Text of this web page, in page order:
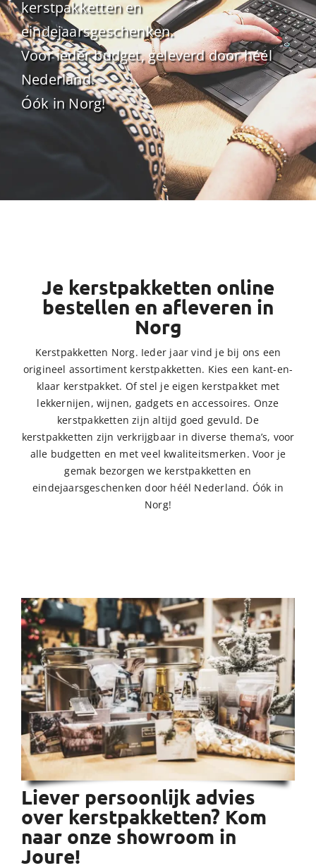
kerstpakketten en
eindejaarsgeschenken.
Voor ieder budget, geleverd door héél
Nederland.
Óók in Norg!
Je kerstpakketten online
bestellen en afleveren in
Norg
Kerstpakketten Norg. Ieder jaar vind je bij ons een
origineel assortiment kerstpakketten. Kies een kant-en-
klaar kerstpakket. Of stel je eigen kerstpakket met
lekkernijen, wijnen, gadgets en accessoires. Onze
kerstpakketten zijn altijd goed gevuld. De
kerstpakketten zijn verkrijgbaar in diverse thema’s, voor
alle budgetten en met veel kwaliteitsmerken. Voor je
gemak bezorgen we kerstpakketten en
eindejaarsgeschenken door héél Nederland. Óók in
Norg!
Liever persoonlijk advies
over kerstpakketten? Kom
naar onze showroom in
Joure!